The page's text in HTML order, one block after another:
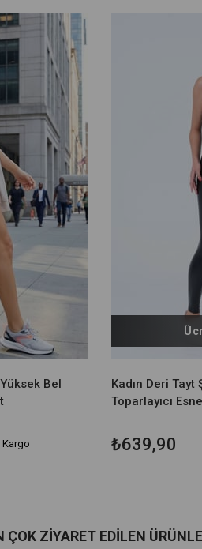
Bel
Kargo
Kadın Deri
Toparlayıcı
₺639,90
ÇOK ZIYARET EDILEN